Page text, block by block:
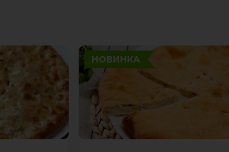
НОВИНКА